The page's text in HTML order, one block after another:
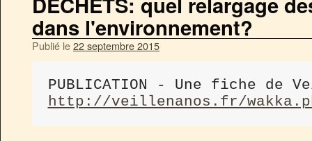
dans l'environnement?
Publié le22 septembre 2015
http://veillenanos.fr/